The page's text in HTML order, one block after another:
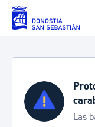
Saltar al contenido
Las